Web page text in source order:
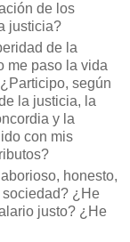
de los
justicia?
de la
me paso la vida
según
la justicia, la
y la
con mis
honesto,
sociedad? ¿He
justo? ¿He